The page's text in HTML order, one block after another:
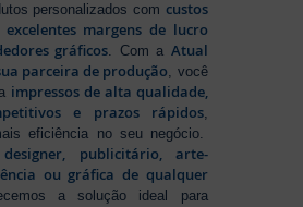
personalizados com custos
margens de lucro
gráficos. Com a Atual
parceira de produção, você
impressos de alta qualidade,
e prazos rápidos,
eficiência no seu negócio.
designer, publicitário, arte-
ou gráfica de qualquer
a solução ideal para